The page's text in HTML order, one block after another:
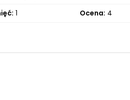
1 Ocena: 4